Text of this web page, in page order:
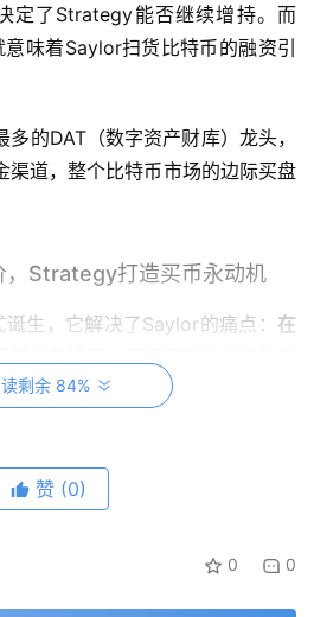
定了Strategy能否继续增持。而
味着Saylor扫货比特币的融资引
的DAT（数字资产财库）龙头，
渠道，整个比特币市场的边际买盘
，Strategy打造买币永动机
生，它解决了Saylor的痛点： 在
。
过“市价增发”（At-the-Market,
美元，董事会就上调股息，吸引
资者入场托价；
剩余 84%
赞 (0)
0 0